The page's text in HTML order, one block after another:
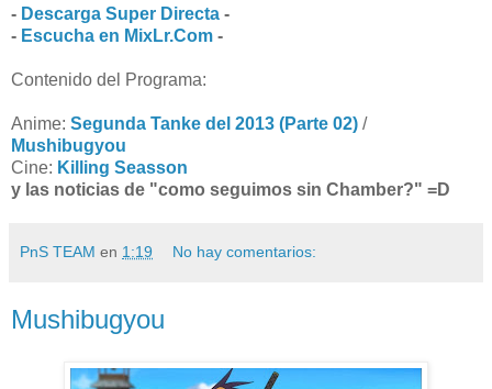
- Descarga Super Directa -
- Escucha en MixLr.Com -
Contenido del Programa:
Anime: Segunda Tanke del 2013 (Parte 02) /
Mushibugyou
Cine: Killing Seasson
y las noticias de "como seguimos sin Chamber?" =D
PnS TEAM en 1:19 No hay comentarios:
Mushibugyou